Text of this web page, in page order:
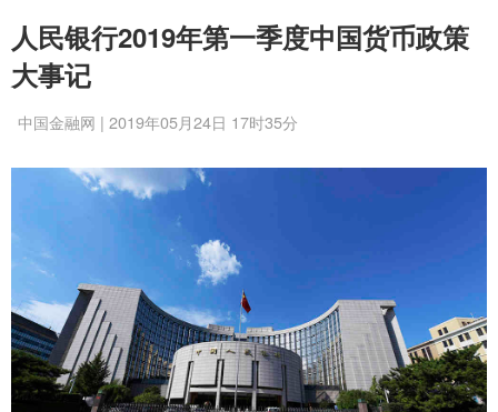
人民银行2019年第一季度中国货币政策
大事记
中国金融网 | 2019年05月24日 17时35分